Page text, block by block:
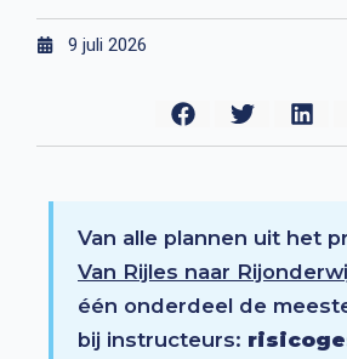
9 juli 2026
Van alle plannen uit het
Van Rijles naar
één onderdeel de
bij instructeurs: